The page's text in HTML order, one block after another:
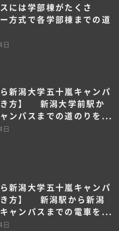
には学部棟がたくさ
方式で各学部棟までの道
日
ら新潟大学五十嵐キャンパ
き方】 新潟大学前駅か
ンパスまでの道のりを...
日
ら新潟大学五十嵐キャンパ
き方】 新潟駅から新潟
ャンパスまでの電車を...
日